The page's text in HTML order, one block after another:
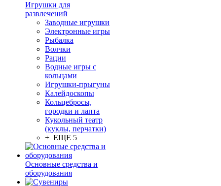
Игрушки для
развлечений
Заводные игрушки
Электронные игры
Рыбалка
Волчки
Рации
Водные игры с
кольцами
Игрушки-прыгуны
Калейдоскопы
Кольцебросы,
городки и лапта
Кукольный театр
(куклы, перчатки)
+ ЕЩЕ 5
Основные средства и
оборудования